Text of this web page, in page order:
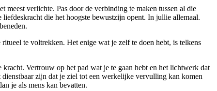
meest verlichte. Pas door de verbinding te maken tussen al die
die het hoogste bewustzijn opent. In jullie allemaal.
te voltrekken. Het enige wat je zelf te doen hebt, is telkens
Vertrouw op het pad wat je te gaan hebt en het lichtwerk dat
zijn dat je ziel tot een werkelijke vervulling kan komen
je als mens kan bevatten.